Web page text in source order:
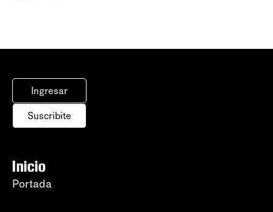
Ingresar
Suscribite
Inicio
Portada